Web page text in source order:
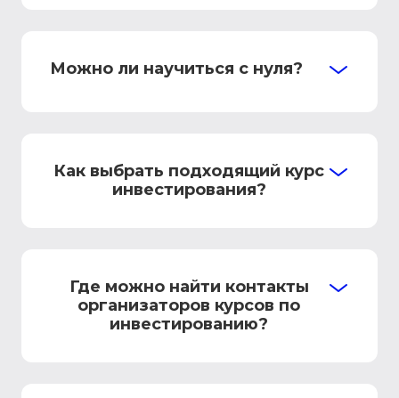
Можно ли научиться с нуля?
Как выбрать подходящий курс
инвестирования?
Где можно найти контакты
организаторов курсов по
инвестированию?